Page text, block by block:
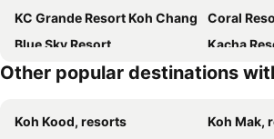
KC Grande Resort Koh Chang
Coral
Blue Sky Resort
Kacha
Boonya Resort Koh Chang
GajaPuri
Siam Bay Resort
SYLVAN
Other popular destinations
Koh Kood, resorts
Koh Mak,